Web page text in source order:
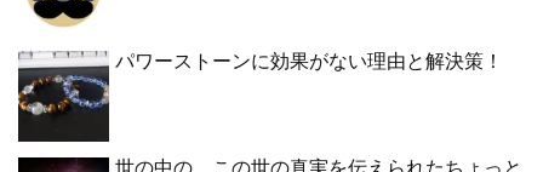
パワーストーンに効果がない理由と解決策！
世の中の、この世の真実を伝えられたちょっと